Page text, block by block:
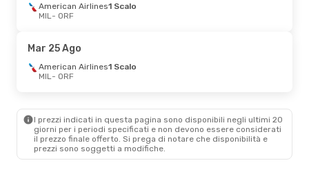
Ven 30 Ott - Mer 4 Nov
American Airlines
ORF- MIL
- ORF
American Airlines2 Scali
ORF- MIL
American Airlines1 Scalo
MIL- ORF
Mar 25 Ago
American Airlines1 Scalo
MIL- ORF
I prezzi indicati in questa pagina sono disponibili negli ultimi 20
giorni per i periodi specificati e non devono essere considerati
il ​​prezzo finale offerto. Si prega di notare che disponibilità e
prezzi sono soggetti a modifiche.